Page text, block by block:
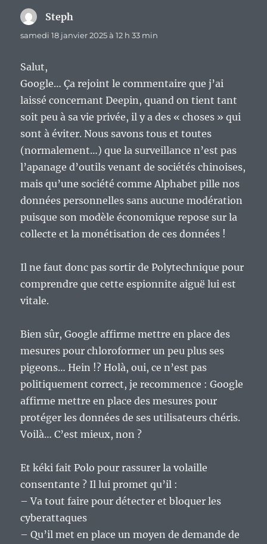
Steph
samedi 18 janvier 2025 à 12 h 33 min
Salut,
Google… Ça rejoint le commentaire que j’ai
laissé concernant Deepin, quand on tient tant
soit peu à sa vie privée, il y a des « choses » qui
sont à éviter. Nous savons tous et toutes
(normalement…) que la surveillance n’est pas
l’apanage d’outils venant de sociétés chinoises,
mais qu’une société comme Alphabet pille nos
données personnelles sans aucune modération
puisque son modèle économique repose sur la
collecte et la monétisation de ces données !
Il ne faut donc pas sortir de Polytechnique pour
comprendre que cette espionnite aiguë lui est
vitale.
Bien sûr, Google affirme mettre en place des
mesures pour chloroformer un peu plus ses
pigeons… Hein !? Holà, oui, ce n’est pas
politiquement correct, je recommence : Google
affirme mettre en place des mesures pour
protéger les données de ses utilisateurs chéris.
Voilà… C’est mieux, non ?
Et kéki fait Polo pour rassurer la volaille
consentante ? Il lui promet qu’il :
– Va tout faire pour détecter et bloquer les
cyberattaques
– Qu’il met en place un moyen de demande de